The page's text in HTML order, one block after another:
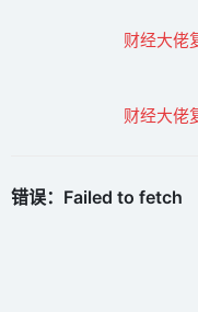
财经大佬
财经大佬